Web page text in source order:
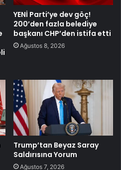
YENİ Parti’ye dev göç!
200’den fazla belediye
başkanı CHP’den istifa etti
Ağustos 8, 2026
Trump’tan Beyaz Saray
Saldırısına Yorum
Ağustos 7, 2026